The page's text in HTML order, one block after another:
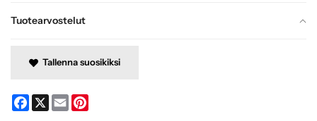
Tuotearvostelut
Tallenna suosikiksi
Facebook
X Email